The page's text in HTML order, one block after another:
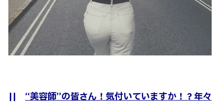
|| “美容師”の皆さん！気付いていますか！？年々